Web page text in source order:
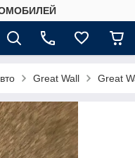
Great Wall Great